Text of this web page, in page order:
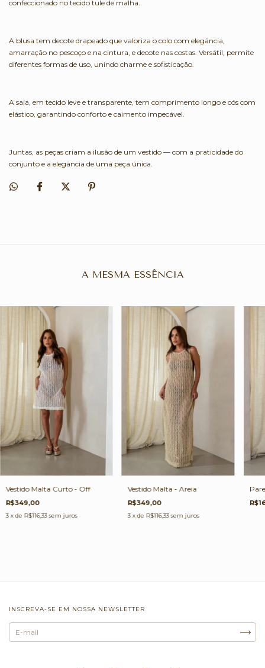
confeccionado no tecido tule de malha.
A blusa tem decote drapeado que valoriza o colo com elegância,
amarração no pescoço e na cintura, e decote nas costas. Versátil, permite
diferentes formas de uso, unindo charme e sofisticação.
A saia, em tecido leve e transparente, tem comprimento longo e cós com
elástico, garantindo conforto e caimento impecável.
Juntas, as peças criam a ilusão de um vestido — com a praticidade do
conjunto e a elegância de uma peça única.
A MESMA ESSÊNCIA
Vestido Malta Curto - Off
R$349,00
3 x de R$116,33 sem juros
Vestido Malta - Areia
R$349,00
3 x de R$116,33 sem juros
INSCREVA-SE EM NOSSA NEWSLETTER